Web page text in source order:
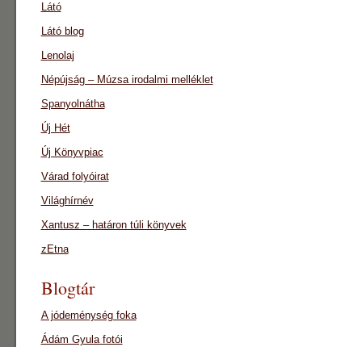
Látó
Látó blog
Lenolaj
Népújság – Múzsa irodalmi melléklet
Spanyolnátha
Új Hét
Új Könyvpiac
Várad folyóirat
Világhírnév
Xantusz – határon túli könyvek
zEtna
Blogtár
A jódeménység foka
Ádám Gyula fotói